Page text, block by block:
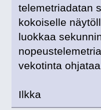
telemetriadatan
kokoiselle
luokkaa
vekotinta
Ilkka